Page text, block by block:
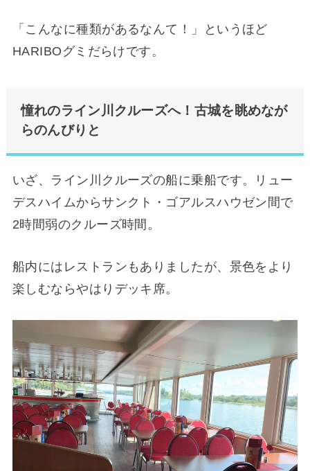
「こんなに種類があるなんて！」というほど
HARIBOグミだらけです。
憧れのライン川クルーズへ！古城を眺めなが
らのんびりと
いざ、ライン川クルーズの船に乗船です。リュー
デスハイムからサンクト・ゴアルスハウゼン間で
2時間弱のクルーズ時間。
船内にはレストランもありましたが、景色をより
楽しむならやはりデッキ席。